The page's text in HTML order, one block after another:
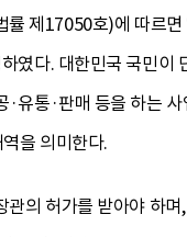
제17050호)에 따르면
였다. 대한민국 국민이
유통·판매 등을 하는
을 의미한다.
의 허가를 받아야 하